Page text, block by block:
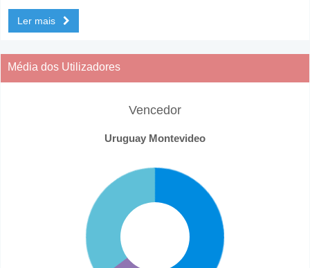
Ler mais
Média dos Utilizadores
Vencedor
Uruguay Montevideo